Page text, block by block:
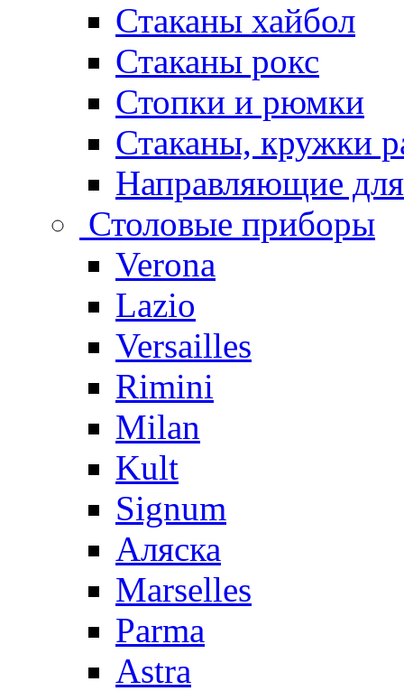
Стаканы хайбол
Стаканы рокс
Стопки и рюмки
Стаканы, кружки
Направляющие
Столовые приборы
Verona
Lazio
Versailles
Rimini
Milan
Kult
Signum
Аляска
Marselles
Parma
Astra